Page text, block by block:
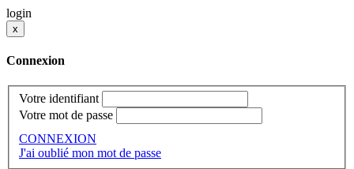
login
x
Connexion
Votre identifiant
Votre mot de passe
CONNEXION
J'ai oublié mon mot de passe